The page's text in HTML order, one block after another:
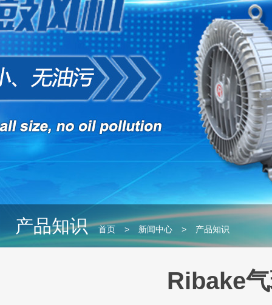
产品知识 首页 > 新闻中心 > 产品知识
Ribake